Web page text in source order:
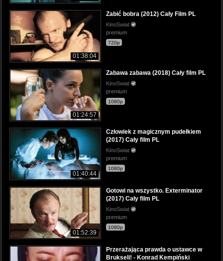
01:38:04
Zabić bobra (2012) Cały Film PL
KinoSwiat
premium
720p
01:24:57
Zabawa zabawa (2018) Cały film PL
KinoSwiat
premium
1080p
01:40:44
Człowiek z magicznym pudełkiem
(2017) Cały film PL
KinoSwiat
premium
1080p
01:52:39
Gotowi na wszystko. Exterminator
(2017) Cały film PL
KinoSwiat
premium
1080p
Przerażająca prawda o ustawce w
Brukseli! - Konrad Kempiński